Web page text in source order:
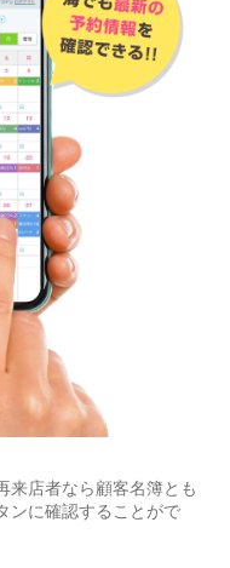
来店者なら顧客名簿とも
ンに確認することがで